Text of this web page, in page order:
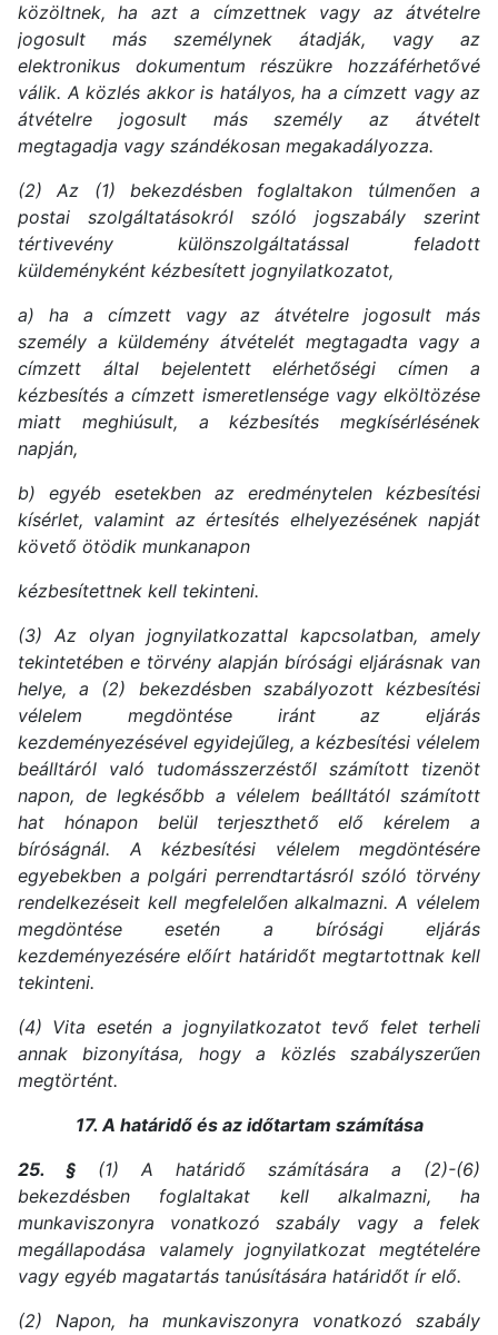
közöltnek, ha azt a címzettnek vagy az átvételre
jogosult más személynek átadják, vagy az
elektronikus dokumentum részükre hozzáférhetővé
válik. A közlés akkor is hatályos, ha a címzett vagy az
átvételre jogosult más személy az átvételt
megtagadja vagy szándékosan megakadályozza.
(2) Az (1) bekezdésben foglaltakon túlmenően a
postai szolgáltatásokról szóló jogszabály szerint
tértivevény különszolgáltatással feladott
küldeményként kézbesített jognyilatkozatot,
a) ha a címzett vagy az átvételre jogosult más
személy a küldemény átvételét megtagadta vagy a
címzett által bejelentett elérhetőségi címen a
kézbesítés a címzett ismeretlensége vagy elköltözése
miatt meghiúsult, a kézbesítés megkísérlésének
napján,
b) egyéb esetekben az eredménytelen kézbesítési
kísérlet, valamint az értesítés elhelyezésének napját
követő ötödik munkanapon
kézbesítettnek kell tekinteni.
(3) Az olyan jognyilatkozattal kapcsolatban, amely
tekintetében e törvény alapján bírósági eljárásnak van
helye, a (2) bekezdésben szabályozott kézbesítési
vélelem megdöntése iránt az eljárás
kezdeményezésével egyidejűleg, a kézbesítési vélelem
beálltáról való tudomásszerzéstől számított tizenöt
napon, de legkésőbb a vélelem beálltától számított
hat hónapon belül terjeszthető elő kérelem a
bíróságnál. A kézbesítési vélelem megdöntésére
egyebekben a polgári perrendtartásról szóló törvény
rendelkezéseit kell megfelelően alkalmazni. A vélelem
megdöntése esetén a bírósági eljárás
kezdeményezésére előírt határidőt megtartottnak kell
tekinteni.
(4) Vita esetén a jognyilatkozatot tevő felet terheli
annak bizonyítása, hogy a közlés szabályszerűen
megtörtént.
17. A határidő és az időtartam számítása
25. § (1) A határidő számítására a (2)-(6)
bekezdésben foglaltakat kell alkalmazni, ha
munkaviszonyra vonatkozó szabály vagy a felek
megállapodása valamely jognyilatkozat megtételére
vagy egyéb magatartás tanúsítására határidőt ír elő.
(2) Napon, ha munkaviszonyra vonatkozó szabály